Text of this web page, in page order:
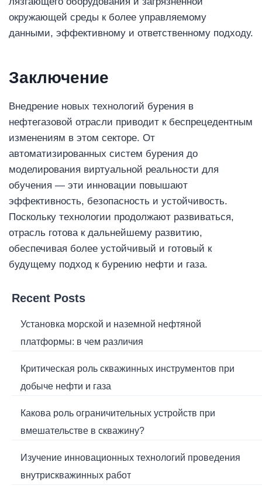
окружающей среды к более управляемому
данными, эффективному и ответственному подходу.
Заключение
Внедрение новых технологий бурения в
нефтегазовой отрасли приводит к беспрецедентным
изменениям в этом секторе. От
автоматизированных систем бурения до
моделирования виртуальной реальности для
обучения — эти инновации повышают
эффективность, безопасность и устойчивость.
Поскольку технологии продолжают развиваться,
отрасль готова к дальнейшему развитию,
обеспечивая более устойчивый и готовый к
будущему подход к бурению нефти и газа.
Recent Posts
Установка морской и наземной нефтяной
платформы: в чем различия
Критическая роль скважинных инструментов при
добыче нефти и газа
Какова роль ограничительных устройств при
вмешательстве в скважину?
Изучение инновационных технологий проведения
внутрискважинных работ